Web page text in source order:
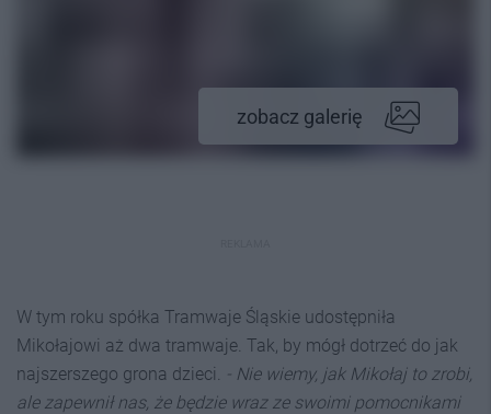
zobacz galerię
W tym roku spółka Tramwaje Śląskie udostępniła
Mikołajowi aż dwa tramwaje. Tak, by mógł dotrzeć do jak
najszerszego grona dzieci.
- Nie wiemy, jak Mikołaj to zrobi,
ale zapewnił nas, że będzie wraz ze swoimi pomocnikami